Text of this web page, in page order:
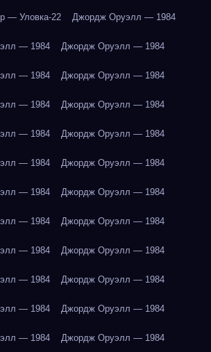
— Уловка-22 Джордж Оруэлл — 1984
— 1984 Джордж Оруэлл — 1984
— 1984 Джордж Оруэлл — 1984
— 1984 Джордж Оруэлл — 1984
— 1984 Джордж Оруэлл — 1984
— 1984 Джордж Оруэлл — 1984
— 1984 Джордж Оруэлл — 1984
— 1984 Джордж Оруэлл — 1984
— 1984 Джордж Оруэлл — 1984
— 1984 Джордж Оруэлл — 1984
— 1984 Джордж Оруэлл — 1984
— 1984 Джордж Оруэлл — 1984